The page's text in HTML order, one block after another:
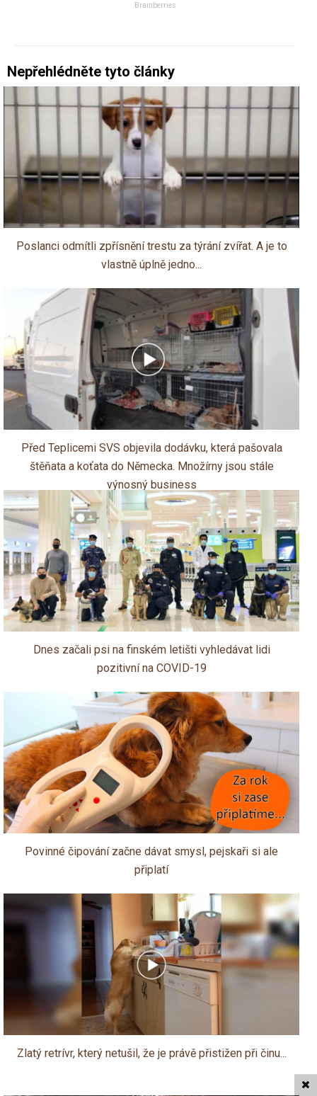
Nepřehlédněte tyto články
Poslanci odmítli zpřísnění trestu za týrání zvířat. A je to
vlastně úplně jedno...
Před Teplicemi SVS objevila dodávku, která pašovala
štěňata a koťata do Německa. Množírny jsou stále
výnosný business
Dnes začali psi na finském letišti vyhledávat lidi
pozitivní na COVID-19
Povinné čipování začne dávat smysl, pejskaři si ale
připlatí
Zlatý retrívr, který netušil, že je právě přistižen při činu...